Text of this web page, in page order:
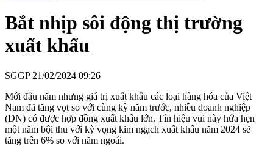
Bắt nhịp sôi động thị trường
xuất khẩu
SGGP 21/02/2024 09:26
Mới đầu năm nhưng giá trị xuất khẩu các loại hàng hóa của Việt
Nam đã tăng vọt so với cùng kỳ năm trước, nhiều doanh nghiệp
(DN) có được hợp đồng xuất khẩu lớn. Tín hiệu vui này hứa hẹn
một năm bội thu với kỳ vọng kim ngạch xuất khẩu năm 2024 sẽ
tăng trên 6% so với năm ngoái.